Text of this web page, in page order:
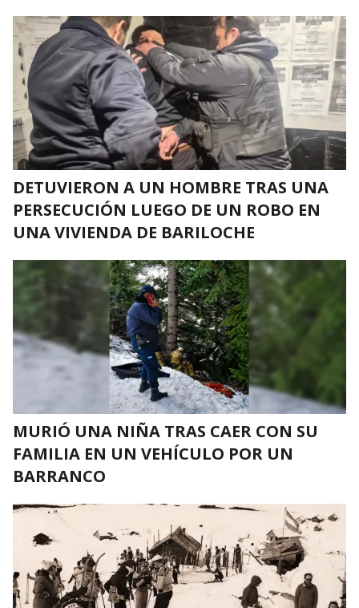
DETUVIERON A UN HOMBRE TRAS UNA
PERSECUCIÓN LUEGO DE UN ROBO EN
UNA VIVIENDA DE BARILOCHE
MURIÓ UNA NIÑA TRAS CAER CON SU
FAMILIA EN UN VEHÍCULO POR UN
BARRANCO